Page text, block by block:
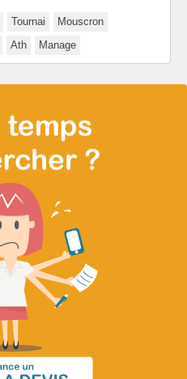
Tournai
Mouscron
Ath Manage